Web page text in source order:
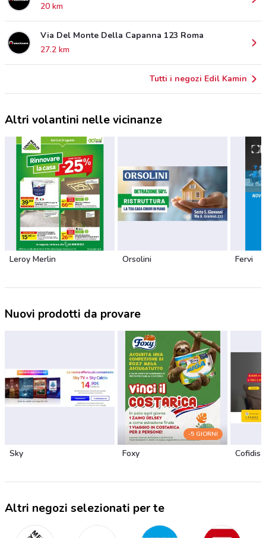
20 km
Via Del Monte Della Capanna 123 Roma
27.2 km
Tutti i negozi Edil Kamin
Altri volantini nelle vicinanze
Leroy Merlin Orsolini Fervi
Nuovi prodotti da provare
Sky
-5 GIORNI
Foxy Cofidis
Altri negozi selezionati per te